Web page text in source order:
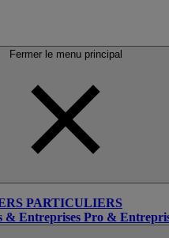
Fermer le menu principal
PARTICULIERS
& Entreprises Pro &